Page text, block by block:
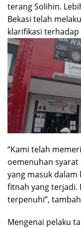
terang Solihin.
Bekasi telah
klarifikasi terhadap
“Kami telah
oemenuhan
yang masuk
fitnah yang terjadi.
terpenuhi”,
Mengenai pelaku